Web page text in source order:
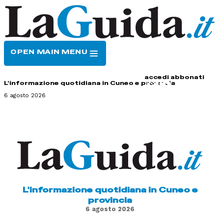
OPEN MAIN MENU
accedi abbonati
L'informazione quotidiana in Cuneo e provincia
6 agosto 2026
L'informazione quotidiana in Cuneo e
provincia
6 agosto 2026